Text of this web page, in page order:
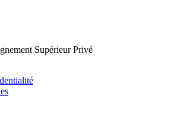
Supérieur Privé